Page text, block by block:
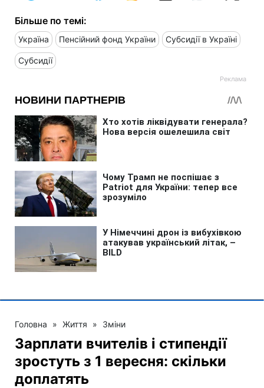
Більше по темі:
Україна Пенсійний фонд України Субсидії в Україні
Субсидії
Головна » Життя » Зміни
Зарплати вчителів і стипендії
зростуть з 1 вересня: скільки
доплатять